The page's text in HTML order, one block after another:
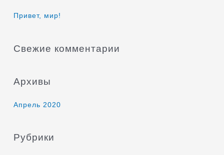
Привет, мир!
Свежие комментарии
Архивы
Апрель 2020
Рубрики